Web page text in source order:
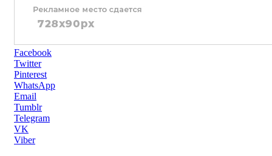
Facebook
Twitter
Pinterest
WhatsApp
Email
Tumblr
Telegram
VK
Viber